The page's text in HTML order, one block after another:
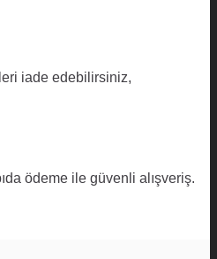
iade edebilirsiniz,
ödeme ile güvenli alışveriş.